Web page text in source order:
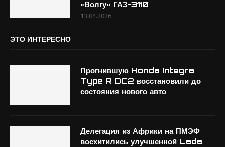
«Волгу» ГАЗ-3110
13.04.2026
ЭТО ИНТЕРЕСНО
Прогнившую Honda Integra
Type R DC2 восстановили до
состояния нового авто
Делегация из Африки на ПМЭФ
восхитились улучшенной Lada